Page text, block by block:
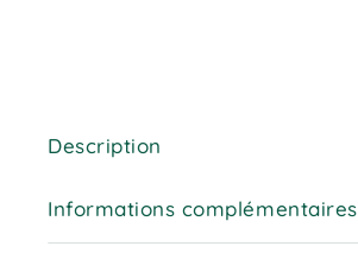
Description
Informations complémentaires